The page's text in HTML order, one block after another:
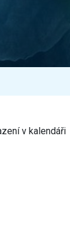
v kalendáři